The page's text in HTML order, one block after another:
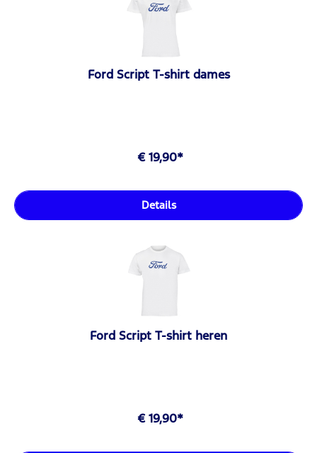
Ford Script T-shirt dames
€ 19,90*
Details
Ford Script T-shirt heren
€ 19,90*